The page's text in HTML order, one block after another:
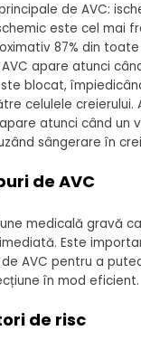
de AVC:
este cel mai
87% din
apare atunci
blocat,
celulele creierului.
atunci când un
sângerare în
de AVC
medicală gravă
Este
AVC pentru a
în mod eficient.
de risc